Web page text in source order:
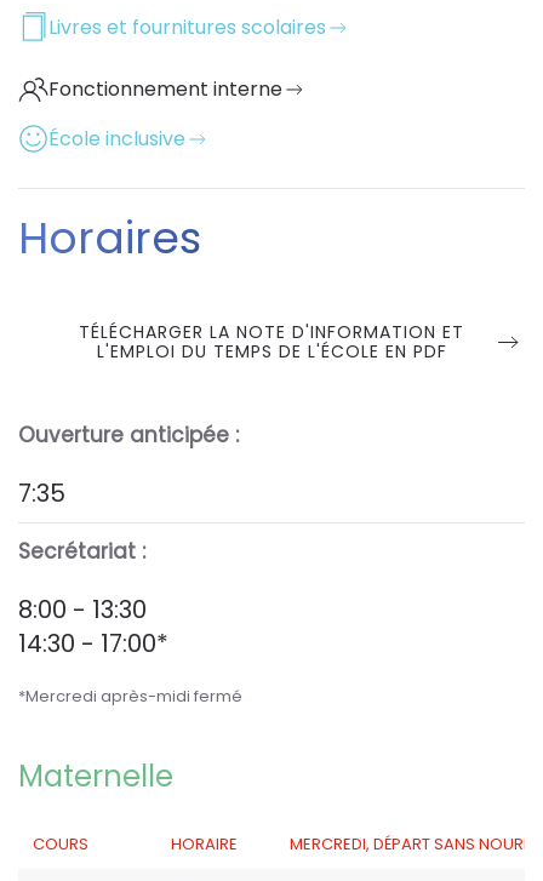
Livres et fournitures scolaires
Fonctionnement interne
École inclusive
Horaires
TÉLÉCHARGER LA NOTE D'INFORMATION ET
L'EMPLOI DU TEMPS DE L'ÉCOLE EN PDF
Ouverture anticipée :
7:35
Secrétariat :
8:00 - 13:30
14:30 - 17:00*
*Mercredi après-midi fermé
Maternelle
COURS HORAIRE MERCREDI, DÉPART SANS